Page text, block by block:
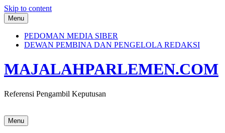
Skip to content
Menu
PEDOMAN MEDIA SIBER
DEWAN PEMBINA DAN PENGELOLA REDAKSI
MAJALAHPARLEMEN.COM
Referensi Pengambil Keputusan
Menu